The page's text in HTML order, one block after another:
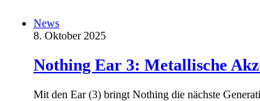
News
8. Oktober 2025
Nothing Ear 3: Metallische
Mit den Ear (3) bringt Nothing die nächste